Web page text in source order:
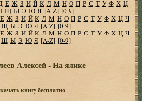
Е Ж З И Й К Л М Н О П Р С Т У Ф Х Ц
Щ Ы Э Ю Я [A-Z] [0-9]
Е Ж З И Й К Л М Н О П Р С Т У Ф Х Ц Ч
Щ Ы Э Ю Я [A-Z] [0-9]
Е Ж З И Й К Л М Н О П Р С Т У Ф Х Ц Ч
Щ Ы Э Ю Я [A-Z] [0-9]
Алексей - На ялике
книгу бесплатно